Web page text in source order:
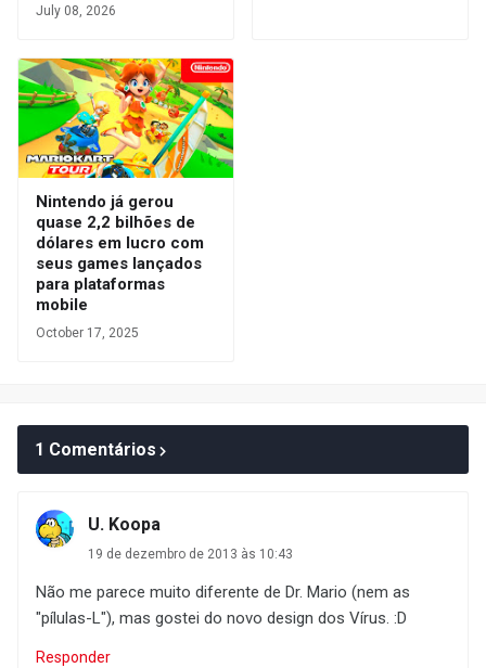
July 08, 2026
Nintendo já gerou
quase 2,2 bilhões de
dólares em lucro com
seus games lançados
para plataformas
mobile
October 17, 2025
1 Comentários
U. Koopa
19 de dezembro de 2013 às 10:43
Não me parece muito diferente de Dr. Mario (nem as
"pílulas-L"), mas gostei do novo design dos Vírus. :D
Responder